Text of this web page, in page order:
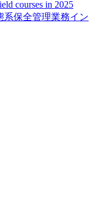
courses in 2025
系保全管理業務イン